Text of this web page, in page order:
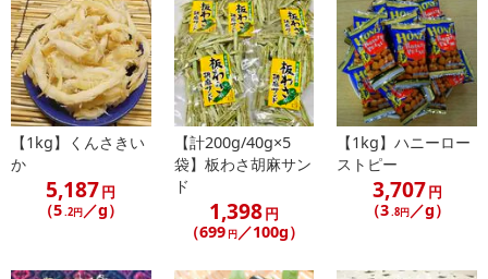
【配送日時の指定について】
※配送日時の指定が可能な商品の場合、商品によってご指定できる
配送日、配送時間が異なる可能性がございます。
カート機能をご利用の場合は、配送日時指定をご利用いただけませ
ん。
発送日カレンダー
【1kg】くんさきい
か
5,187円
（5.2円 ／g）
【計200g/40g×5
袋】板わさ胡麻サン
ド
1,398円
（699 円／100g）
【1kg】ハニーロー
ストピー
3,707円
（3.8円／g）